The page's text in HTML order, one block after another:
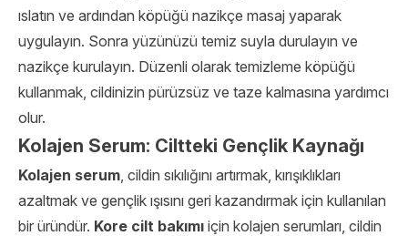
ıslatın ve ardından köpüğü nazikçe masaj yaparak
uygulayın. Sonra yüzünüzü temiz suyla durulayın ve
nazikçe kurulayın. Düzenli olarak temizleme köpüğü
kullanmak, cildinizin pürüzsüz ve taze kalmasına yardımcı
olur.
Kolajen Serum: Ciltteki Gençlik Kaynağı
Kolajen serum, cildin sıkılığını artırmak, kırışıklıkları
azaltmak ve gençlik ışısını geri kazandırmak için kullanılan
bir üründür. Kore cilt bakımı için kolajen serumları, cildin